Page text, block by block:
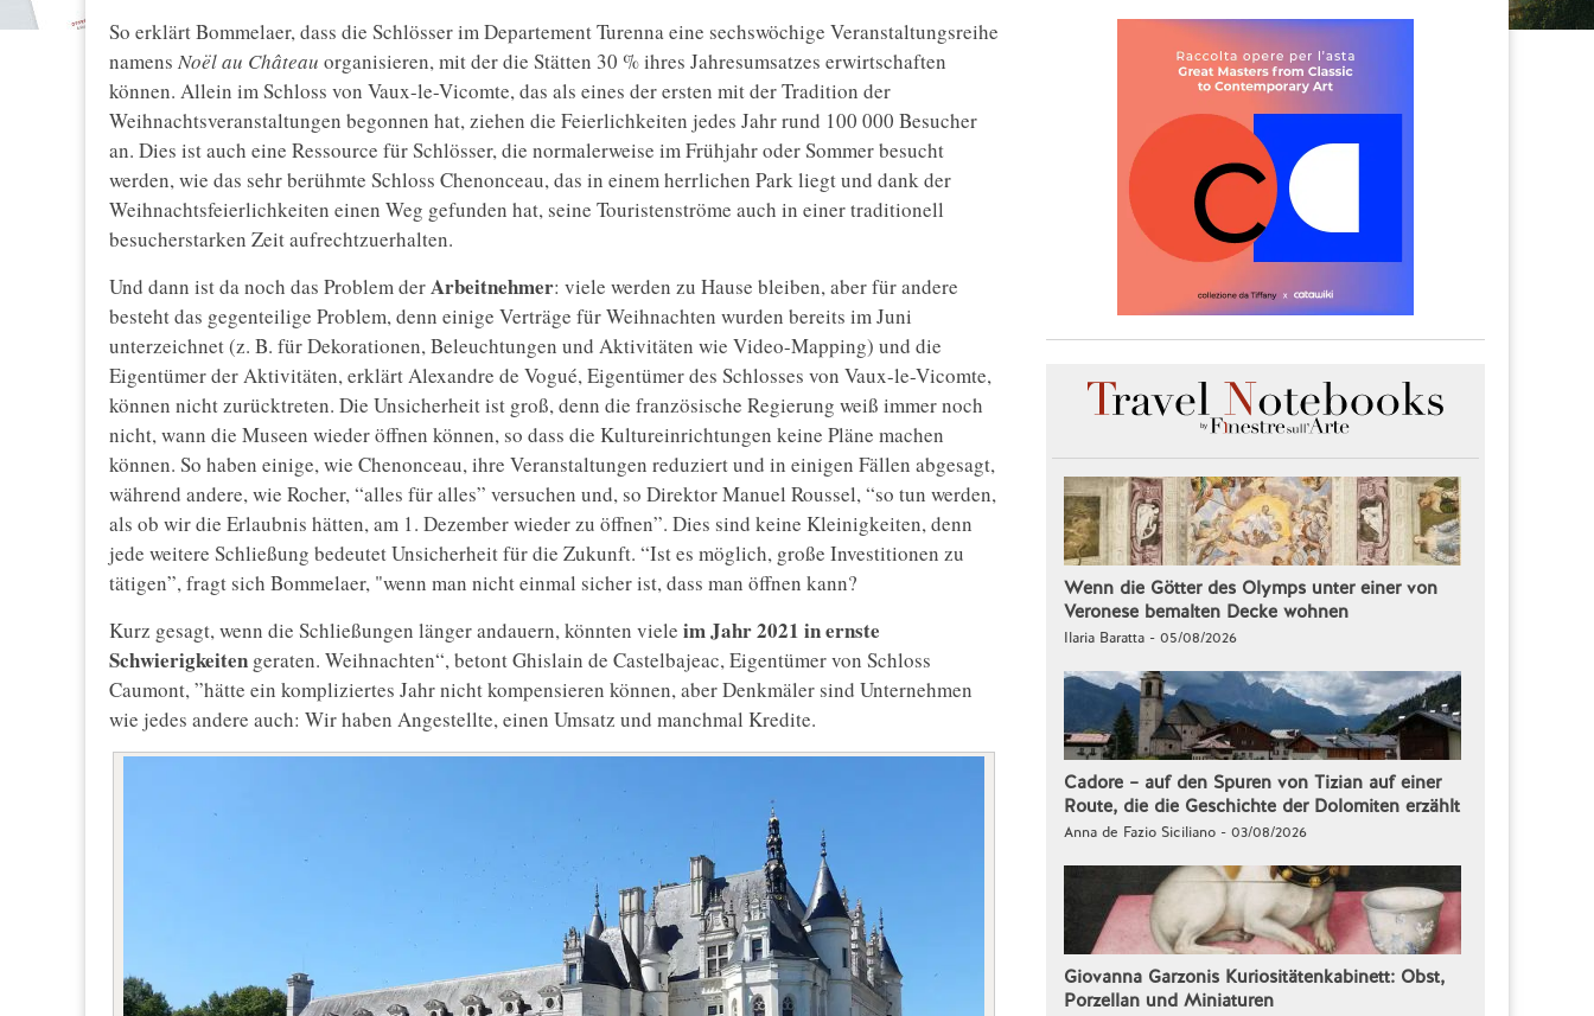
So erklärt Bommelaer, dass die Schlösser im Departement Turenna eine sechswöchige Veranstaltungsreihe
namens Noël au Château organisieren, mit der die Stätten 30 % ihres Jahresumsatzes erwirtschaften
können. Allein im Schloss von Vaux-le-Vicomte, das als eines der ersten mit der Tradition der
Weihnachtsveranstaltungen begonnen hat, ziehen die Feierlichkeiten jedes Jahr rund 100 000 Besucher
an. Dies ist auch eine Ressource für Schlösser, die normalerweise im Frühjahr oder Sommer besucht
werden, wie das sehr berühmte Schloss Chenonceau, das in einem herrlichen Park liegt und dank der
Weihnachtsfeierlichkeiten einen Weg gefunden hat, seine Touristenströme auch in einer traditionell
besucherstarken Zeit aufrechtzuerhalten.
Und dann ist da noch das Problem derArbeitnehmer: viele werden zu Hause bleiben, aber für andere
besteht das gegenteilige Problem, denn einige Verträge für Weihnachten wurden bereits im Juni
unterzeichnet (z. B. für Dekorationen, Beleuchtungen und Aktivitäten wie Video-Mapping) und die
Eigentümer der Aktivitäten, erklärt Alexandre de Vogué, Eigentümer des Schlosses von Vaux-le-Vicomte,
können nicht zurücktreten. Die Unsicherheit ist groß, denn die französische Regierung weiß immer noch
nicht, wann die Museen wieder öffnen können, so dass die Kultureinrichtungen keine Pläne machen
können. So haben einige, wie Chenonceau, ihre Veranstaltungen reduziert und in einigen Fällen abgesagt,
während andere, wie Rocher, “alles für alles” versuchen und, so Direktor Manuel Roussel, “so tun werden,
als ob wir die Erlaubnis hätten, am 1. Dezember wieder zu öffnen”. Dies sind keine Kleinigkeiten, denn
jede weitere Schließung bedeutet Unsicherheit für die Zukunft. “Ist es möglich, große Investitionen zu
tätigen”, fragt sich Bommelaer, "wenn man nicht einmal sicher ist, dass man öffnen kann?
Kurz gesagt, wenn die Schließungen länger andauern, könnten viele im Jahr 2021 in ernste
Schwierigkeiten geraten. Weihnachten“, betont Ghislain de Castelbajeac, Eigentümer von Schloss
Caumont, ”hätte ein kompliziertes Jahr nicht kompensieren können, aber Denkmäler sind Unternehmen
wie jedes andere auch: Wir haben Angestellte, einen Umsatz und manchmal Kredite.
Wenn die Götter des Olymps unter einer von
Veronese bemalten Decke wohnen
Ilaria Baratta - 05/08/2026
Cadore – auf den Spuren von Tizian auf einer
Route, die die Geschichte der Dolomiten erzählt
Anna de Fazio Siciliano - 03/08/2026
Giovanna Garzonis Kuriositätenkabinett: Obst,
Porzellan und Miniaturen